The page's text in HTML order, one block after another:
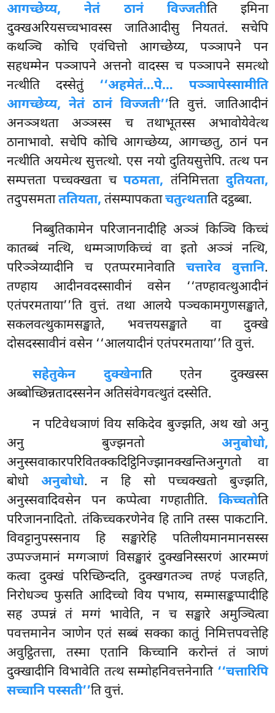
आगच्छेय्य, नेतं ठानं विज्जतीति इमिना
दुक्खअरियसच्चभावस्स जातिआदीसु नियततं. सचेपि
कथञ्चि कोचि एवंचित्तो आगच्छेय्य, पञ्ञापने पन
सहधम्मेन पञ्ञापने अत्तनो वादस्स च पञ्ञापने समत्थो
नत्थीति दस्सेतुं ‘‘अहमेतं…पे… पञ्ञापेस्सामीति
आगच्छेय्य, नेतं ठानं विज्जती’’ति वुत्तं. जातिआदीनं
अनञ्ञथता अञ्ञस्स च तथाभूतस्स अभावोयेवेत्थ
ठानाभावो. सचेपि कोचि आगच्छेय्य, आगच्छतु, ठानं पन
नत्थीति अयमेत्थ सुत्तत्थो. एस नयो दुतियसुत्तेपि. तत्थ पन
सम्पत्तता पच्चक्खता चपठमता, तंनिमित्तता दुतियता,
तदुपसमताततियता, तंसम्पापकताचतुत्थताति दट्ठब्बा.
निब्बुतिकामेन परिजाननादीहि अञ्ञं किञ्चि किच्चं
कातब्बं नत्थि, धम्मञाणकिच्चं वा इतो अञ्ञं नत्थि,
परिञ्ञेय्यादीनि च एतप्परमानेवाति चत्तारेव वुत्तानि.
तण्हाय आदीनवदस्सावीनं वसेन ‘‘तण्हावत्थुआदीनं
एतंपरमताया’’ति वुत्तं. तथा आलये पञ्चकामगुणसङ्खाते,
सकलवत्थुकामसङ्खाते, भवत्तयसङ्खाते वा दुक्खे
दोसदस्सावीनं वसेन ‘‘आलयादीनं एतंपरमताया’’ति वुत्तं.
सहेतुकेन दुक्खेनाति एतेन दुक्खस्स
अब्बोच्छिन्नतादस्सनेन अतिसंवेगवत्थुतं दस्सेति.
न पटिवेधञाणं विय सकिदेव बुज्झति, अथ खो अनु
अनु बुज्झनतो अनुबोधो,
अनुस्सवाकारपरिवितक्कदिट्ठिनिज्झानक्खन्तिअनुगतो वा
बोधोअनुबोधो. न हि सो पच्चक्खतो बुज्झति,
अनुस्सवादिवसेन पन कप्पेत्वा गण्हातीति. किच्चतोति
परिजाननादितो. तंकिच्चकरणेनेव हि तानि तस्स पाकटानि.
विवट्टानुपस्सनाय हि सङ्खारेहि पतिलीयमानमानसस्स
उप्पज्जमानं मग्गञाणं विसङ्खारं दुक्खनिस्सरणं आरम्मणं
कत्वा दुक्खं परिच्छिन्दति, दुक्खगतञ्च तण्हं पजहति,
निरोधञ्च फुसति आदिच्चो विय पभाय, सम्मासङ्कप्पादीहि
सह उप्पन्नं तं मग्गं भावेति, न च सङ्खारे अमुञ्चित्वा
पवत्तमानेन ञाणेन एतं सब्बं सक्का कातुं निमित्तपवत्तेहि
अवुट्ठितत्ता, तस्मा एतानि किच्चानि करोन्तं तं ञाणं
दुक्खादीनि विभावेति तत्थ सम्मोहनिवत्तनेनाति ‘‘चत्तारिपि
सच्चानि पस्सती’’ति वुत्तं.